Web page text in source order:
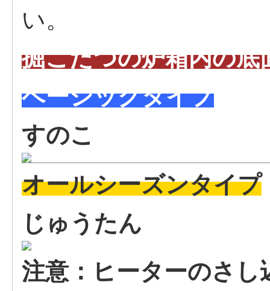
い。
掘こたつの炉箱内の
ベーシックタイプ
すのこ
オールシーズンタイプ
じゅうたん
注意：ヒーターのさ